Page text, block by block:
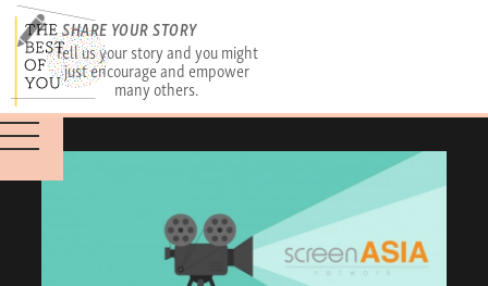
SHARE YOUR STORY
Tell us your story and you might
just encourage and empower
many others.